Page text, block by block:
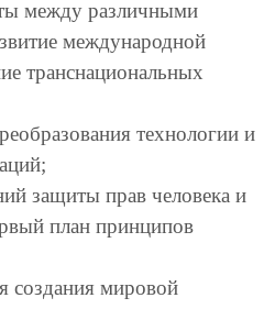
между различными
международной
транснациональных
технологии и
защиты прав человека и
план принципов
создания мировой